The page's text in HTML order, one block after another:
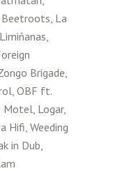
La
Brigade,
OBF ft.
Motel, Logar,
Hifi, Weeding
in Dub,